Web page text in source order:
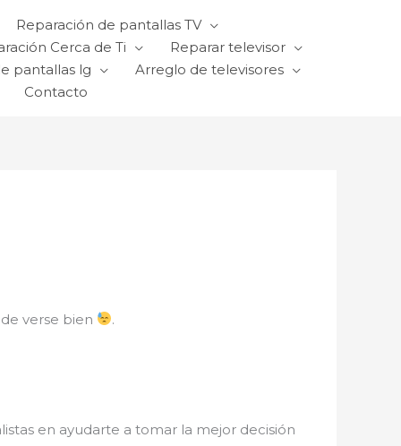
Reparación de pantallas TV
Cerca de Ti
Reparar televisor
pantallas lg
Arreglo de televisores
Contacto
verse bien
.
en ayudarte a tomar la mejor decisión